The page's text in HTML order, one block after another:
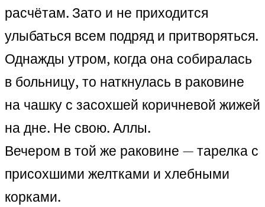
расчётам. Зато и не приходится
улыбаться всем подряд и притворяться.
Однажды утром, когда она собиралась
в больницу, то наткнулась в раковине
на чашку с засохшей коричневой жижей
на дне. Не свою. Аллы.
Вечером в той же раковине — тарелка с
присохшими желтками и хлебными
корками.